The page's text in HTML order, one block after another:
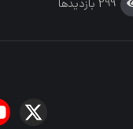
299 بازدیدها